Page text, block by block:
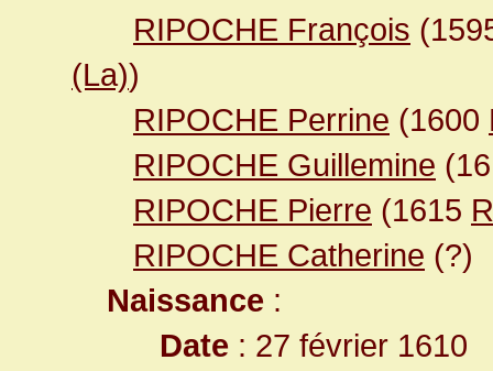
RIPOCHE François
(La))
RIPOCHE Perrine (1600
RIPOCHE Guillemine
RIPOCHE Pierre (1615
RIPOCHE Catherine (?)
Naissance :
Date : 27 février 1610